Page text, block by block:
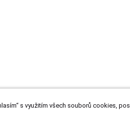
s využitím všech souborů cookies,